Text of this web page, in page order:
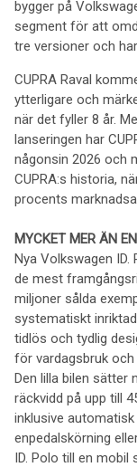
bygger på
segment för att
tre versioner och
CUPRA Raval
ytterligare och
när det fyller 8 år.
lanseringen har
någonsin 2026 och
CUPRA:s historia,
procents
MYCKET MER ÄN
Nya Volkswagen ID.
de mest
miljoner sålda
systematiskt
tidlös och tydlig
för vardagsbruk
Den lilla bilen sätter
räckvidd på upp till
inklusive
enpedalskörning
ID. Polo till en